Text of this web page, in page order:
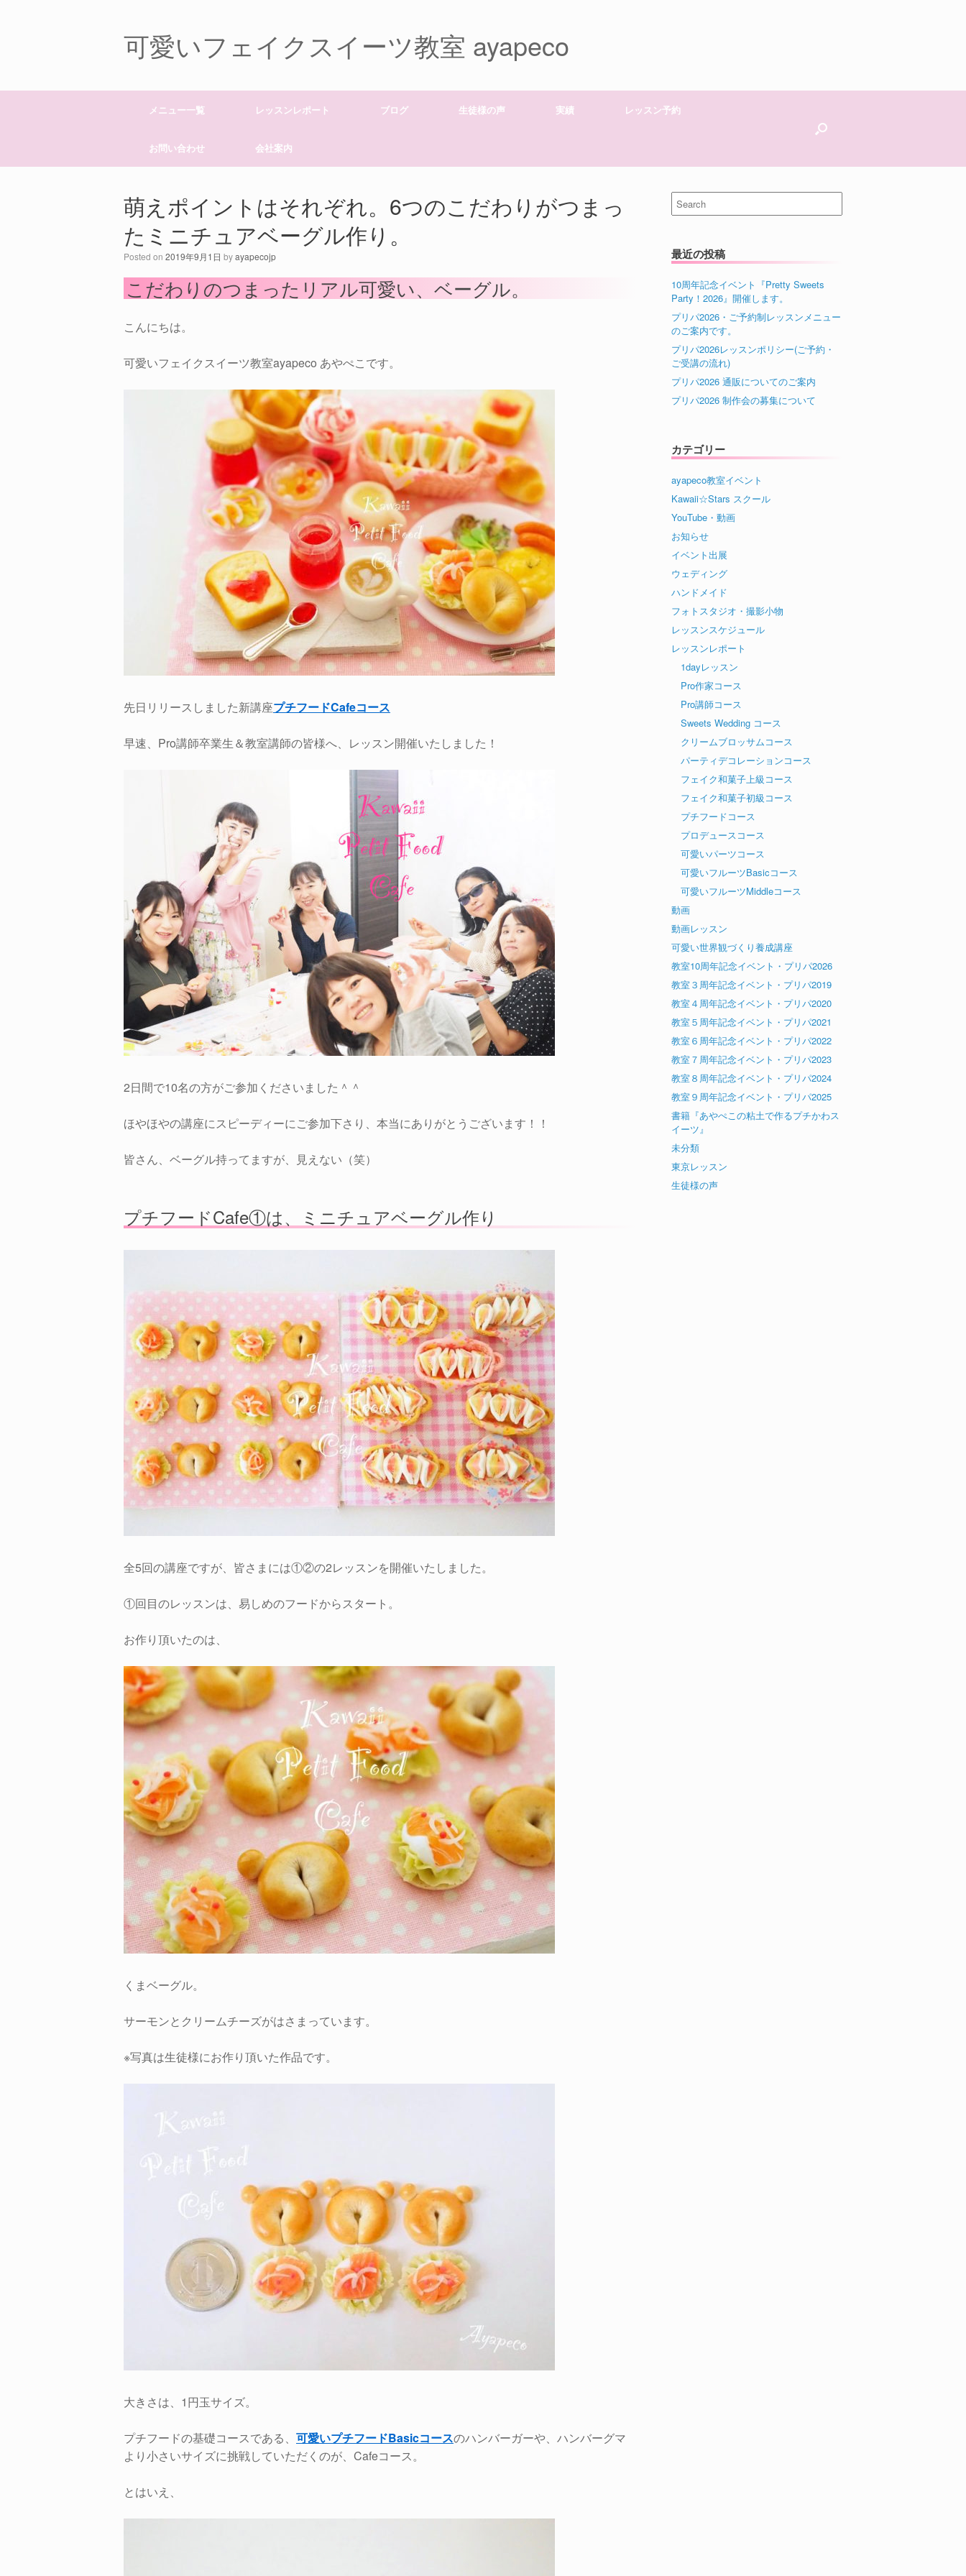
可愛いフェイクスイーツ教室 ayapeco
メニュー一覧 レッスンレポート ブログ 生徒様の声 実績 レッスン予約
お問い合わせ 会社案内
萌えポイントはそれぞれ。6つのこだわりがつまっ
たミニチュアベーグル作り。
Posted on 2019年9月1日 byayapecojp
こだわりのつまったリアル可愛い、ベーグル。
こんにちは。
可愛いフェイクスイーツ教室ayapeco あやぺこです。
先日リリースしました新講座プチフードCafeコース
早速、Pro講師卒業生＆教室講師の皆様へ、レッスン開催いたしました！
2日間で10名の方がご参加くださいました＾＾
ほやほやの講座にスピーディーにご参加下さり、本当にありがとうございます！！
皆さん、ベーグル持ってますが、見えない（笑）
プチフードCafe①は、ミニチュアベーグル作り
全5回の講座ですが、皆さまには①②の2レッスンを開催いたしました。
①回目のレッスンは、易しめのフードからスタート。
お作り頂いたのは、
くまベーグル。
サーモンとクリームチーズがはさまっています。
※写真は生徒様にお作り頂いた作品です。
大きさは、1円玉サイズ。
プチフードの基礎コースである、 可愛いプチフードBasicコースのハンバーガーや、ハンバーグマ
より小さいサイズに挑戦していただくのが、Cafeコース。
とはいえ、
Search
for:
最近の投稿
10周年記念イベント『Pretty Sweets
Party！2026』開催します。
プリパ2026・ご予約制レッスンメニュー
のご案内です。
プリパ2026レッスンポリシー(ご予約・
ご受講の流れ)
プリパ2026 通販についてのご案内
プリパ2026 制作会の募集について
カテゴリー
ayapeco教室イベント
Kawaii☆Stars スクール
YouTube・動画
お知らせ
イベント出展
ウェディング
ハンドメイド
フォトスタジオ・撮影小物
レッスンスケジュール
レッスンレポート
1dayレッスン
Pro作家コース
Pro講師コース
Sweets Wedding コース
クリームブロッサムコース
パーティデコレーションコース
フェイク和菓子上級コース
フェイク和菓子初級コース
プチフードコース
プロデュースコース
可愛いパーツコース
可愛いフルーツBasicコース
可愛いフルーツMiddleコース
動画
動画レッスン
可愛い世界観づくり養成講座
教室10周年記念イベント・プリパ2026
教室３周年記念イベント・プリパ2019
教室４周年記念イベント・プリパ2020
教室５周年記念イベント・プリパ2021
教室６周年記念イベント・プリパ2022
教室７周年記念イベント・プリパ2023
教室８周年記念イベント・プリパ2024
教室９周年記念イベント・プリパ2025
書籍『あやぺこの粘土で作るプチかわス
イーツ』
未分類
東京レッスン
生徒様の声